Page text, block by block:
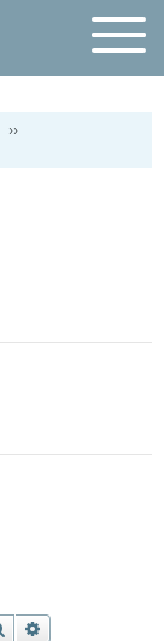
››
Поиск